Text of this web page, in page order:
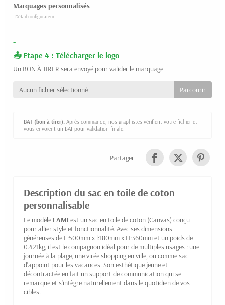
Marquages personnalisés
-
Etape 4 : Télécharger le logo
Un BON À TIRER sera envoyé pour valider le marquage
Aucun fichier sélectionné
BAT (bon à tirer). Après commande, nos graphistes vérifient votre fichier et
vous envoient un BAT pour validation finale.
Partager
Description du sac en toile de coton
personnalisable
Le modèle LAMI est un sac en toile de coton (Canvas) conçu
pour allier style et fonctionnalité. Avec ses dimensions
généreuses de L:500mm x l:180mm x H:360mm et un poids de
0.421kg, il est le compagnon idéal pour de multiples usages : une
journée à la plage, une virée shopping en ville, ou comme sac
d'appoint pour les vacances. Son esthétique jeune et
décontractée en fait un support de communication qui se
remarque et s'intègre naturellement dans le quotidien de vos
cibles.